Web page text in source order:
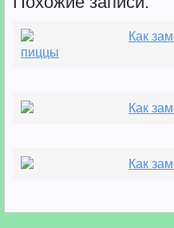
Как
пиццы
Как
Как